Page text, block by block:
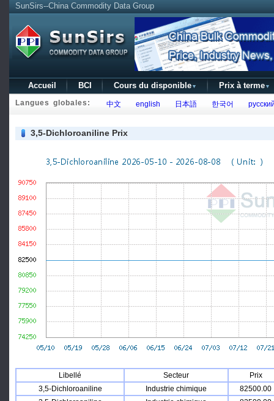
SunSirs--China Commodity Data Group
Accueil BCI Cours du disponible ▼ Prix à terme ▼
Langues globales: 中文 english 日本語 한국어
3,5-Dichloroaniline Prix
Libellé Secteur
Prix
3,5-Dichloroaniline
Industrie chimique
82500.00